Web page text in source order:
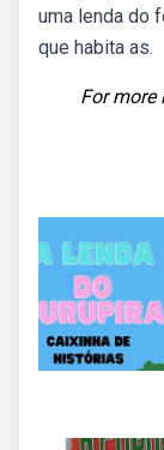
uma lenda do
que habita as.
For more